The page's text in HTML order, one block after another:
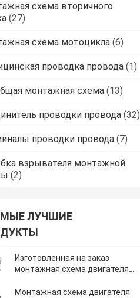
схема вторичного
(27)
схема мотоцикла (6)
проводка провода (1)
монтажная схема (13)
проводки провода (32)
проводки провода (7)
взрывателя монтажной
(2)
ЛУЧШИЕ
Изготовленная на заказ
монтажная схема двигателя
Монтажная схема двигателя